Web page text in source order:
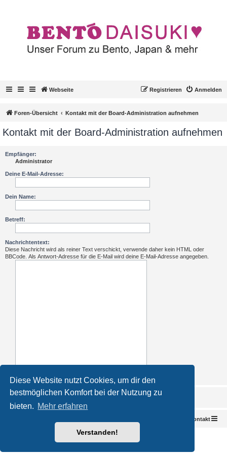
Diese Website nutzt Cookies, um dir den
bestmöglichen Komfort bei der Nutzung zu
bieten. Mehr erfahren
Verstanden!
Webseite Anmelden
Registrieren
Foren-Übersicht Kontakt mit der Board-Administration aufnehmen
Kontakt mit der Board-Administration aufnehmen
Empfänger:
Administrator
Deine E-Mail-Adresse:
Dein Name:
Betreff:
Nachrichtentext:
Diese Nachricht wird als reiner Text verschickt, verwende daher kein HTML oder
BBCode. Als Antwort-Adresse für die E-Mail wird deine E-Mail-Adresse angegeben.
Kontakt
Deutsche Übersetzung durchphpBB.de